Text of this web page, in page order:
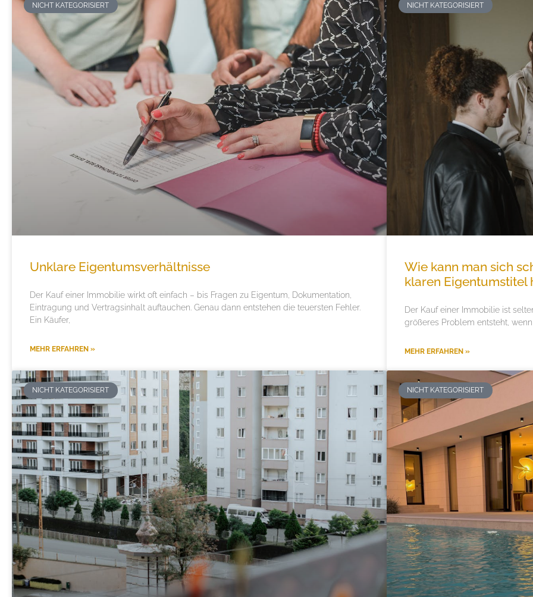
NICHT KATEGORISIERT
Unklare Eigentumsverhältnisse
Der Kauf einer Immobilie wirkt oft einfach – bis Fragen zu Eigentum, Dokumentation,
Eintragung und Vertragsinhalt auftauchen. Genau dann entstehen die teuersten Fehler.
Ein Käufer,
MEHR ERFAHREN »
NICHT KATEGORISIERT
Wie kann man sich
klaren Eigentumstitel
Der Kauf einer Immobilie ist
größeres Problem entsteht,
MEHR ERFAHREN »
NICHT KATEGORISIERT NICHT KATEGORISIERT